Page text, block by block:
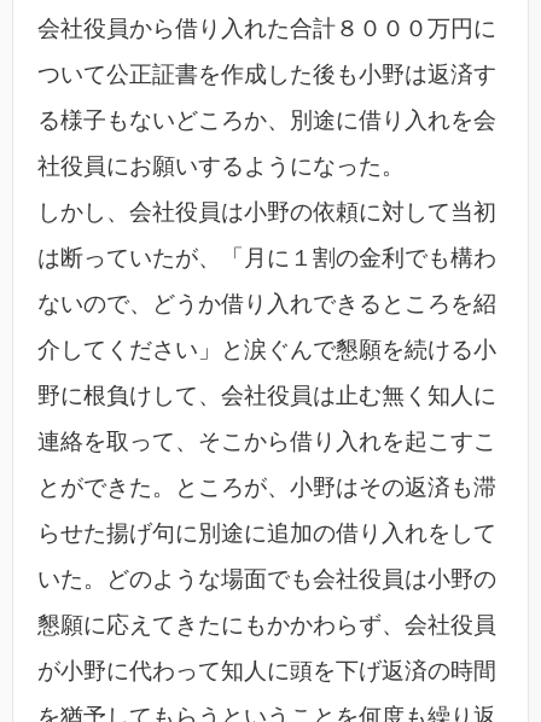
会社役員から借り入れた合計８０００万円に
ついて公正証書を作成した後も小野は返済す
る様子もないどころか、別途に借り入れを会
社役員にお願いするようになった。
しかし、会社役員は小野の依頼に対して当初
は断っていたが、「月に１割の金利でも構わ
ないので、どうか借り入れできるところを紹
介してください」と涙ぐんで懇願を続ける小
野に根負けして、会社役員は止む無く知人に
連絡を取って、そこから借り入れを起こすこ
とができた。ところが、小野はその返済も滞
らせた揚げ句に別途に追加の借り入れをして
いた。どのような場面でも会社役員は小野の
懇願に応えてきたにもかかわらず、会社役員
が小野に代わって知人に頭を下げ返済の時間
を猶予してもらうということを何度も繰り返